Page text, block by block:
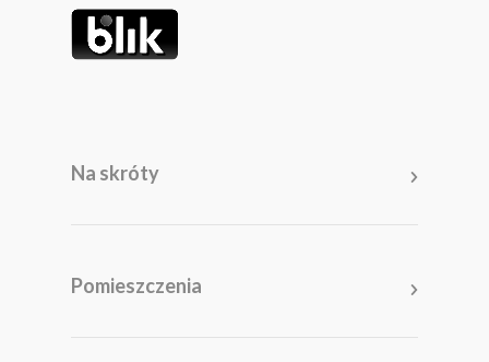
Na skróty
Pomieszczenia
Pomieszczenia